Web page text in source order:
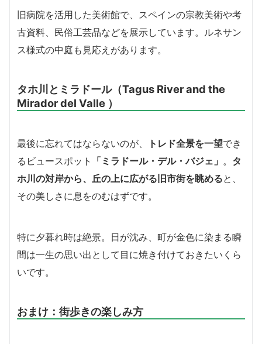
旧病院を活用した美術館で、スペインの宗教美術や考
古資料、民俗工芸品などを展示しています。ルネサン
ス様式の中庭も見応えがあります。
タホ川とミラドール（Tagus River and the
Mirador del Valle ）
最後に忘れてはならないのが、 トレド全景を一望でき
るビュースポット
「ミラドール・デル・バジェ」 。 タ
ホ川の対岸から、丘の上に広がる旧市街を眺めると、
その美しさに息をのむはずです。
特に夕暮れ時は絶景。日が沈み、町が金色に染まる瞬
間は一生の思い出として目に焼き付けておきたいくら
いです。
おまけ：街歩きの楽しみ方